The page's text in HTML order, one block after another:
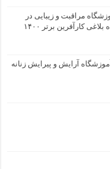
مراقبت و زیبایی در
کارآفرین برتر ۱۴۰۰
آرایش و پیرایش زنانه